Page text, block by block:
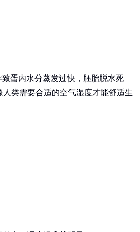
蛋内水分蒸发过快，胚胎脱水死
类需要合适的空气湿度才能舒适生